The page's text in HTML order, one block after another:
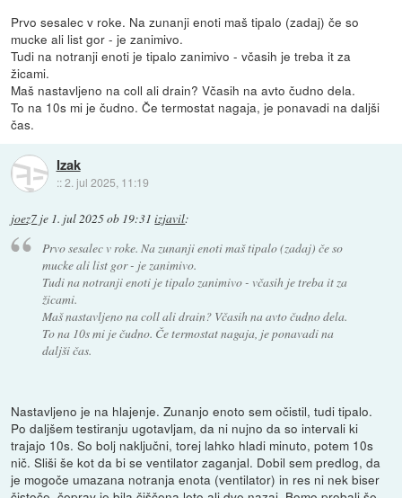
Prvo sesalec v roke. Na zunanji enoti maš tipalo (zadaj) če so
mucke ali list gor - je zanimivo.
Tudi na notranji enoti je tipalo zanimivo - včasih je treba it za
žicami.
Maš nastavljeno na coll ali drain? Včasih na avto čudno dela.
To na 10s mi je čudno. Če termostat nagaja, je ponavadi na daljši
čas.
Izak
::2. jul 2025, 11:19
joez7 je 1. jul 2025 ob 19:31 izjavil:
Prvo sesalec v roke. Na zunanji enoti maš tipalo (zadaj) če so
mucke ali list gor - je zanimivo.
Tudi na notranji enoti je tipalo zanimivo - včasih je treba it za
žicami.
Maš nastavljeno na coll ali drain? Včasih na avto čudno dela.
To na 10s mi je čudno. Če termostat nagaja, je ponavadi na
daljši čas.
Nastavljeno je na hlajenje. Zunanjo enoto sem očistil, tudi tipalo.
Po daljšem testiranju ugotavljam, da ni nujno da so intervali ki
trajajo 10s. So bolj naključni, torej lahko hladi minuto, potem 10s
nič. Sliši še kot da bi se ventilator zaganjal. Dobil sem predlog, da
je mogoče umazana notranja enota (ventilator) in res ni nek biser